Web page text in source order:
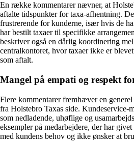
En række kommentarer nævner, at
aftalte tidspunkter for taxa-afhentning.
frustrerende for kunderne, især hvis de
har bestilt taxaer til specifikke
beskriver også en dårlig koordinering
centralkontoret, hvor taxaer ikke er
som aftalt.
Mangel på empati og respekt
Flere kommentarer fremhæver en
fra Holstebro Taxas side. Kundeservice-
som nedladende, uhøflige og
eksempler på medarbejdere, der har
med kundens behov og ikke ønsker at